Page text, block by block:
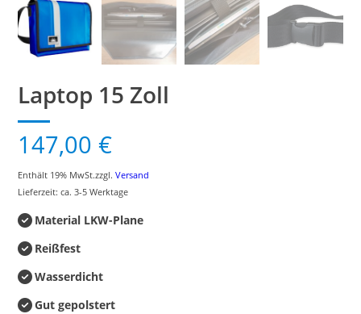
Laptop 15 Zoll
147,00€
Enthält 19% MwSt.zzgl.Versand
Lieferzeit: ca. 3-5 Werktage
Material LKW-Plane
Reißfest
Wasserdicht
Gut gepolstert